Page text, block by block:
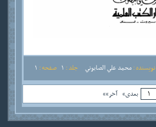
نویسنده :محمد علي الصابوني جلد : صفحه :
بعدی» آخر»»